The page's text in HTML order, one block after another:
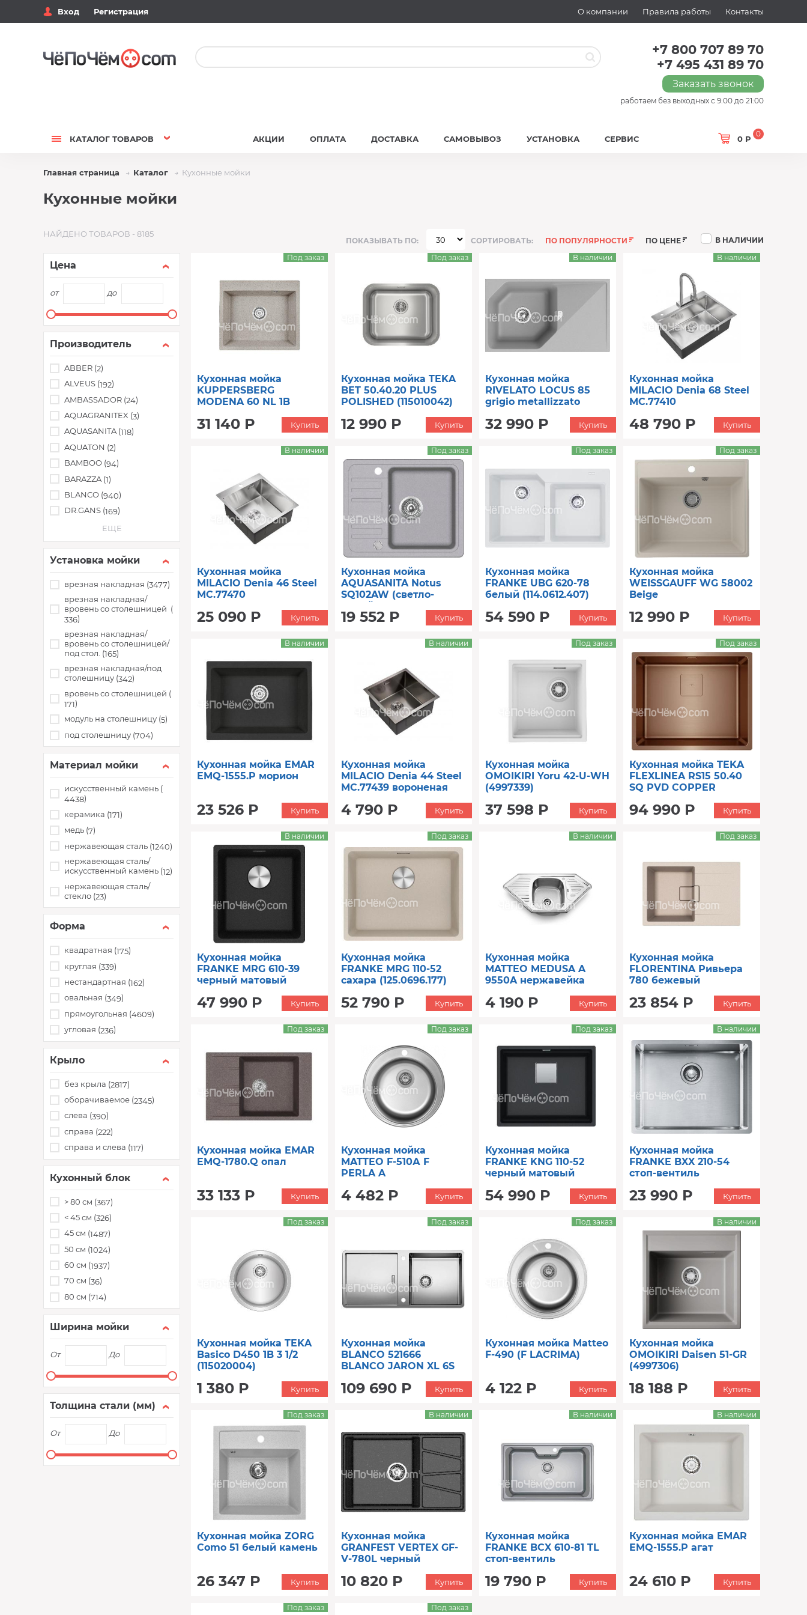
Вход Регистрация О компании Правила работы Контакты
+7 800 707 89 70
+7 495 431 89 70
Заказать звонок
работаем без выходных с 9:00 до 21:00
КАТАЛОГ ТОВАРОВ 0 Р
0
АКЦИИ ОПЛАТА ДОСТАВКА САМОВЫВОЗ УСТАНОВКА СЕРВИС
Главная страница Каталог Кухонные мойки
Кухонные мойки
НАЙДЕНО ТОВАРОВ - 8185
Цена
от до
Производитель
ABBER (2)
ALVEUS (192)
AMBASSADOR (24)
AQUAGRANITEX (3)
AQUASANITA (118)
AQUATON (2)
BAMBOO (94)
BARAZZA (1)
BLANCO (940)
DR.GANS (169)
ЕЩЕ
Установка мойки
врезная накладная (3477)
врезная накладная/
вровень со столешницей (
336)
врезная накладная/
вровень со столешницей/
под стол. (165)
врезная накладная/под
столешницу (342)
вровень со столешницей (
171)
модуль на столешницу (5)
под столешницу (704)
Материал мойки
искусственный камень (
4438)
керамика (171)
медь (7)
нержавеющая сталь (1240)
нержавеющая сталь/
искусственный камень (12)
нержавеющая сталь/
стекло (23)
Форма
квадратная (175)
круглая (339)
нестандартная (162)
овальная (349)
прямоугольная (4609)
угловая (236)
Крыло
без крыла (2817)
оборачиваемое (2345)
слева (390)
справа (222)
справа и слева (117)
Кухонный блок
> 80 см (367)
< 45 см (326)
45 см (1487)
50 см (1024)
60 см (1937)
70 см (36)
80 см (714)
Ширина мойки
От До
Толщина стали (мм)
От До
ПОКАЗЫВАТЬ ПО: СОРТИРОВАТЬ: ПО ПОПУЛЯРНОСТИ ПО ЦЕНЕ В НАЛИЧИИ
Кухонная мойка
KUPPERSBERG
MODENA 60 NL 1B
31 140 Р
Под заказ
Купить
Кухонная мойка TEKA
BET 50.40.20 PLUS
POLISHED (115010042)
12 990 Р
Под заказ
Купить
Кухонная мойка
RIVELATO LOCUS 85
grigio metallizzato
32 990 Р
В наличии
Купить
Кухонная мойка
MILACIO Denia 68 Steel
MC.77410
48 790 Р
В наличии
Купить
Кухонная мойка
MILACIO Denia 46 Steel
MC.77470
25 090 Р
В наличии
Купить
Кухонная мойка
AQUASANITA Notus
SQ102AW (светло-
серый 221)
19 552 Р
Под заказ
Купить
Кухонная мойка
FRANKE UBG 620-78
белый (114.0612.407)
54 590 Р
Под заказ
Купить
Кухонная мойка
WEISSGAUFF WG 58002
Beige
12 990 Р
Под заказ
Купить
Кухонная мойка EMAR
EMQ-1555.P морион
23 526 Р
В наличии
Купить
Кухонная мойка
MILACIO Denia 44 Steel
MC.77439 вороненая
4 790 Р
В наличии
Купить
Кухонная мойка
OMOIKIRI Yoru 42-U-WH
(4997339)
37 598 Р
Под заказ
Купить
Кухонная мойка TEKA
FLEXLINEA RS15 50.40
SQ PVD COPPER
94 990 Р
Под заказ
Купить
Кухонная мойка
FRANKE MRG 610-39
черный матовый
47 990 Р
В наличии
Купить
Кухонная мойка
FRANKE MRG 110-52
сахара (125.0696.177)
52 790 Р
Под заказ
Купить
Кухонная мойка
MATTEO MEDUSA A
9550A нержавейка
4 190 Р
В наличии
Купить
Кухонная мойка
FLORENTINA Ривьера
780 бежевый
23 854 Р
Под заказ
Купить
Кухонная мойка EMAR
EMQ-1780.Q опал
33 133 Р
Под заказ
Купить
Кухонная мойка
MATTEO F-510А F
PERLA A
4 482 Р
Под заказ
Купить
Кухонная мойка
FRANKE KNG 110-52
черный матовый
54 990 Р
Под заказ
Купить
Кухонная мойка
FRANKE BXX 210-54
стоп-вентиль
23 990 Р
В наличии
Купить
Кухонная мойка TEKA
Basico D450 1B 3 1/2
(115020004)
1 380 Р
Под заказ
Купить
Кухонная мойка
BLANCO 521666
BLANCO JARON XL 6S
зеркальная
109 690 Р
Под заказ
Купить
Кухонная мойка Matteo
F-490 (F LACRIMA)
4 122 Р
Под заказ
Купить
Кухонная мойка
OMOIKIRI Daisen 51-GR
(4997306)
18 188 Р
В наличии
Купить
Кухонная мойка ZORG
Como 51 белый камень
26 347 Р
Под заказ
Купить
Кухонная мойка
GRANFEST VERTEX GF-
V-780L черный
10 820 Р
В наличии
Купить
Кухонная мойка
FRANKE BCX 610-81 TL
стоп-вентиль
19 790 Р
В наличии
Купить
Кухонная мойка EMAR
EMQ-1555.P агат
24 610 Р
В наличии
Купить
Под заказ Под заказ